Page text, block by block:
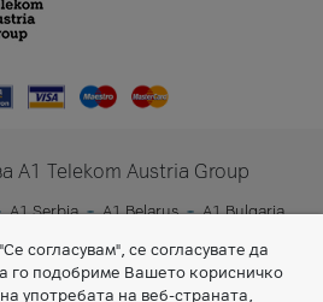
A1 Telekom Austria Group
A1 Serbia A1 Belarus
A1 Bulgaria
согласувам", се согласувате да
го подобриме Вашето корисничко
употребата на веб-страната,